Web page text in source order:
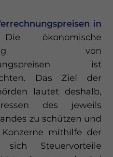
in
Die ökonomische
von
ist
Das Ziel der
lautet deshalb,
des jeweils
zu schützen und
mithilfe der
sich Steuervorteile